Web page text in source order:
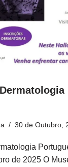
30 de Outubro,
de 2025 O